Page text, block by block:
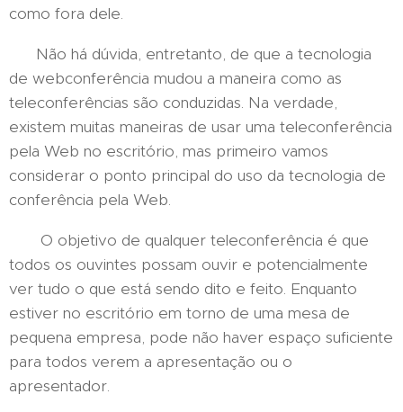
como fora dele.
Não há dúvida, entretanto, de que a tecnologia
de webconferência mudou a maneira como as
teleconferências são conduzidas. Na verdade,
existem muitas maneiras de usar uma teleconferência
pela Web no escritório, mas primeiro vamos
considerar o ponto principal do uso da tecnologia de
conferência pela Web.
O objetivo de qualquer teleconferência é que
todos os ouvintes possam ouvir e potencialmente
ver tudo o que está sendo dito e feito. Enquanto
estiver no escritório em torno de uma mesa de
pequena empresa, pode não haver espaço suficiente
para todos verem a apresentação ou o
apresentador.